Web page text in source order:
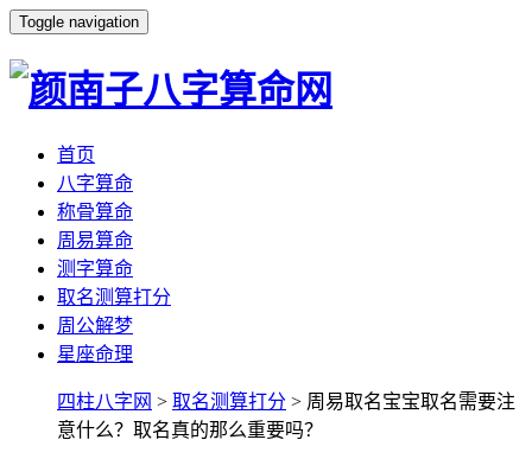
Toggle navigation
首页
八字算命
称骨算命
周易算命
测字算命
取名测算打分
周公解梦
星座命理
四柱八字网 > 取名测算打分 > 周易取名宝宝取名需要注
意什么？取名真的那么重要吗？